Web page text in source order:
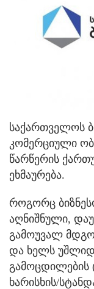
საქართველოს
კომერციული
წარწერის
ეხმაურება.
როგორც
აღნიშნული,
გამოუვალ
და ხელს
გამოცდილების
ხარისხის/